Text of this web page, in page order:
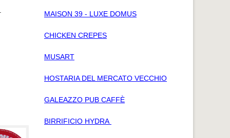
MAISON 39 - LUXE DOMUS
CHICKEN CREPES
MUSART
HOSTARIA DEL MERCATO VECCHIO
GALEAZZO PUB CAFFÈ
BIRRIFICIO HYDRA